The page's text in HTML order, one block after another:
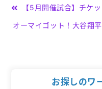
投
稿
【5月開催試合】チケット
オーマイゴット！大谷翔平の“逆方向引っ張り弾”にバックネット
お探しのワ